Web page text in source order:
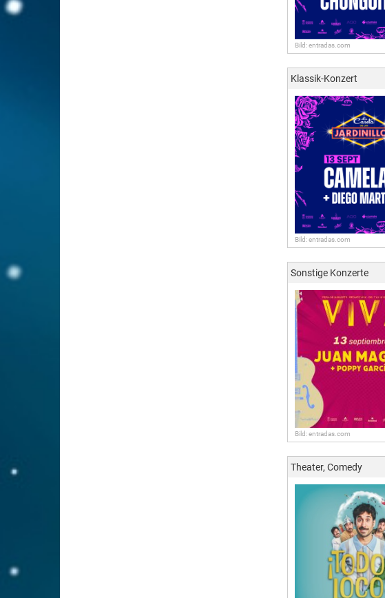
Bild: entradas.com
Klassik-Konzert
Bild: entradas.com
Sonstige Konzerte
Bild: entradas.com
Theater, Comedy